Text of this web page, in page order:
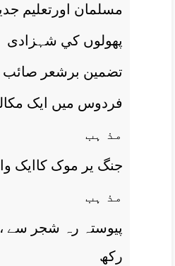
مسلمان اورتعليم
پھولوں کي شہزادی
تضمين برشعر صائب
فردوس ميں ايک
مذ ہب
جنگ ير موک کاايک
مذ ہب
پيوستہ رہ شجر سے ،
رکھ